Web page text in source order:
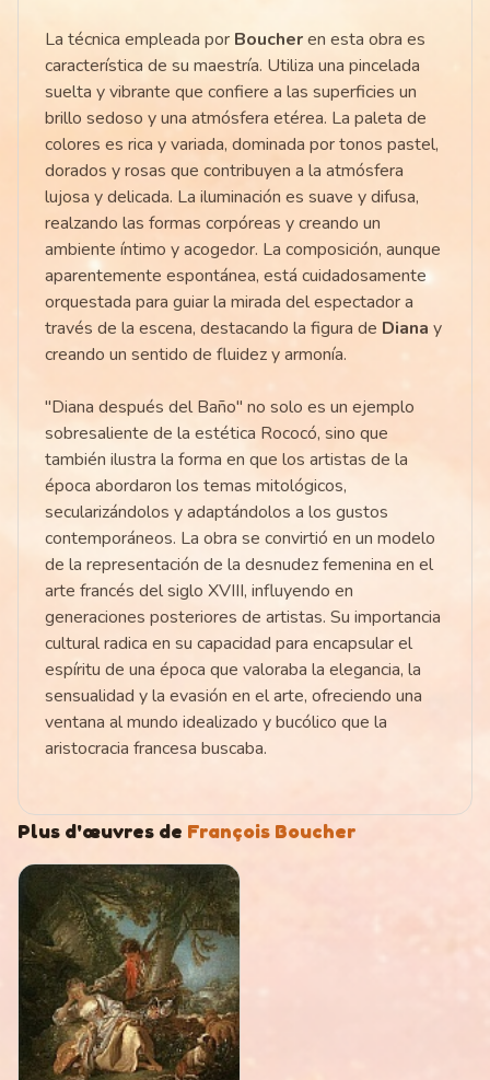
La técnica empleada por Boucheren esta obra es
característica de su maestría. Utiliza una pincelada
suelta y vibrante que confiere a las superficies un
brillo sedoso y una atmósfera etérea. La paleta de
colores es rica y variada, dominada por tonos pastel,
dorados y rosas que contribuyen a la atmósfera
lujosa y delicada. La iluminación es suave y difusa,
realzando las formas corpóreas y creando un
ambiente íntimo y acogedor. La composición, aunque
aparentemente espontánea, está cuidadosamente
orquestada para guiar la mirada del espectador a
través de la escena, destacando la figura de Diana y
creando un sentido de fluidez y armonía.
"Diana después del Baño" no solo es un ejemplo
sobresaliente de la estética Rococó, sino que
también ilustra la forma en que los artistas de la
época abordaron los temas mitológicos,
secularizándolos y adaptándolos a los gustos
contemporáneos. La obra se convirtió en un modelo
de la representación de la desnudez femenina en el
arte francés del siglo XVIII, influyendo en
generaciones posteriores de artistas. Su importancia
cultural radica en su capacidad para encapsular el
espíritu de una época que valoraba la elegancia, la
sensualidad y la evasión en el arte, ofreciendo una
ventana al mundo idealizado y bucólico que la
aristocracia francesa buscaba.
Plus d'œuvres de François Boucher